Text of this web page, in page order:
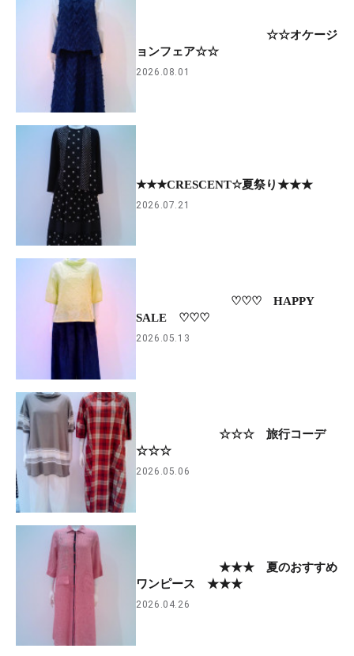
☆☆オケージ
ョンフェア☆☆
2026.08.01
★★★CRESCENT☆夏祭り★★★
2026.07.21
♡♡♡ HAPPY
SALE ♡♡♡
2026.05.13
☆☆☆ 旅行コーデ
☆☆☆
2026.05.06
★★★ 夏のおすすめ
ワンピース ★★★
2026.04.26